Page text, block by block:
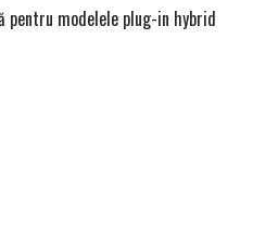
pentru modelele plug-in hybrid